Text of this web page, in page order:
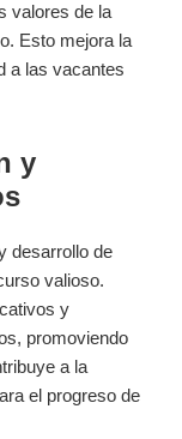
valores de la
Esto mejora la
a las vacantes
y
desarrollo de
valioso.
y
promoviendo
a la
el progreso de